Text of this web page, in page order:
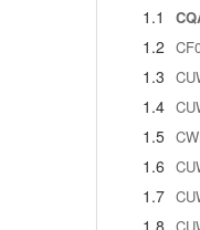
1.1
1.2
1.3
1.4
1.5
1.6
1.7
1.8